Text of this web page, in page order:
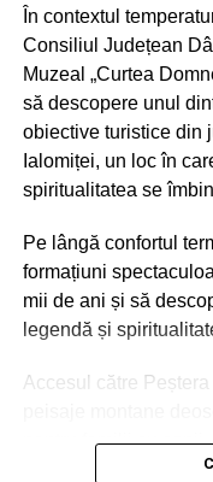
În contextul
Consiliul Județean
Muzeal „Curtea
să descopere unul
obiective turistice din
Ialomiței, un loc în
spiritualitatea se
Pe lângă confortul
formațiuni
mii de ani și să
legendă și
Accesul către
pentru familii cu
drumeție și